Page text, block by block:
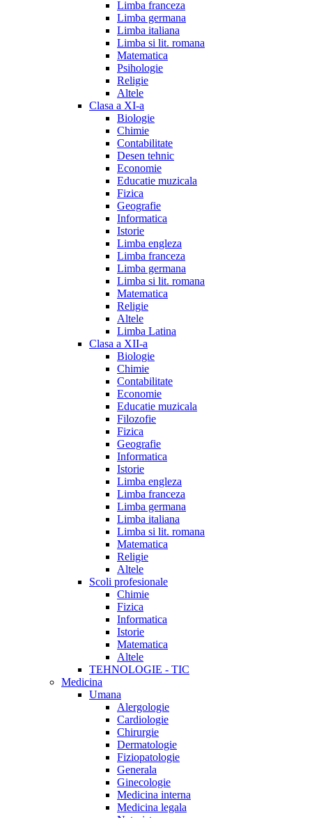
Limba franceza
Limba germana
Limba italiana
Limba si lit. romana
Matematica
Psihologie
Religie
Altele
Clasa a XI-a
Biologie
Chimie
Contabilitate
Desen tehnic
Economie
Educatie muzicala
Fizica
Geografie
Informatica
Istorie
Limba engleza
Limba franceza
Limba germana
Limba si lit. romana
Matematica
Religie
Altele
Limba Latina
Clasa a XII-a
Biologie
Chimie
Contabilitate
Economie
Educatie muzicala
Filozofie
Fizica
Geografie
Informatica
Istorie
Limba engleza
Limba franceza
Limba germana
Limba italiana
Limba si lit. romana
Matematica
Religie
Altele
Scoli profesionale
Chimie
Fizica
Informatica
Istorie
Matematica
Altele
TEHNOLOGIE - TIC
Medicina
Umana
Alergologie
Cardiologie
Chirurgie
Dermatologie
Fiziopatologie
Generala
Ginecologie
Medicina interna
Medicina legala